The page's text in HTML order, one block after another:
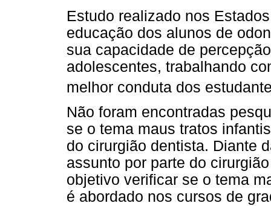
Estudo realizado nos
educação dos alunos de
sua capacidade de
adolescentes, trabalhando
melhor conduta dos
Não foram encontradas
se o tema maus tratos
do cirurgião dentista. Diante
assunto por parte do
objetivo verificar se o tema
é abordado nos cursos de